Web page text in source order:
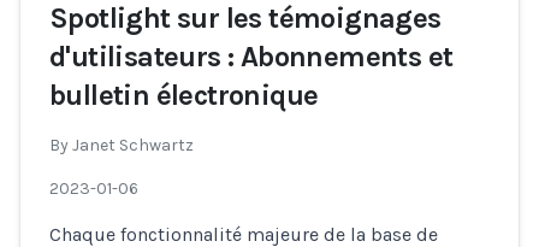
Spotlight sur les témoignages
d'utilisateurs : Abonnements et
bulletin électronique
ByJanet Schwartz
2023-01-06
Chaque fonctionnalité majeure de la base de